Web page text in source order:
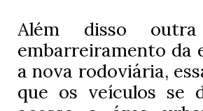
Além disso
embarreiramento da
a nova rodoviária,
que os veículos se